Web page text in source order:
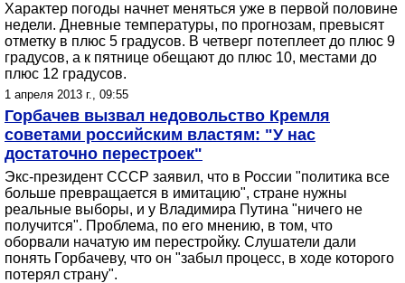
Характер погоды начнет меняться уже в первой половине
недели. Дневные температуры, по прогнозам, превысят
отметку в плюс 5 градусов. В четверг потеплеет до плюс 9
градусов, а к пятнице обещают до плюс 10, местами до
плюс 12 градусов.
1 апреля 2013 г., 09:55
Горбачев вызвал недовольство Кремля
советами российским властям: "У нас
достаточно перестроек"
Экс-президент СССР заявил, что в России "политика все
больше превращается в имитацию", стране нужны
реальные выборы, и у Владимира Путина "ничего не
получится". Проблема, по его мнению, в том, что
оборвали начатую им перестройку. Слушатели дали
понять Горбачеву, что он "забыл процесс, в ходе которого
потерял страну".